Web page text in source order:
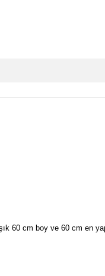
60 cm boy ve 60 cm en